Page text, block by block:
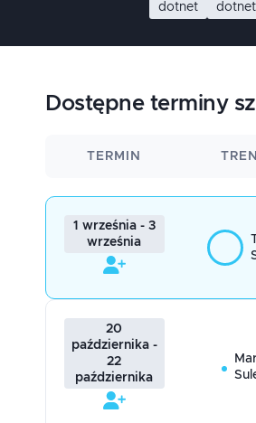
dotnet
Dostępne terminy
TERMIN
1 września - 3
września
20
października -
22
października